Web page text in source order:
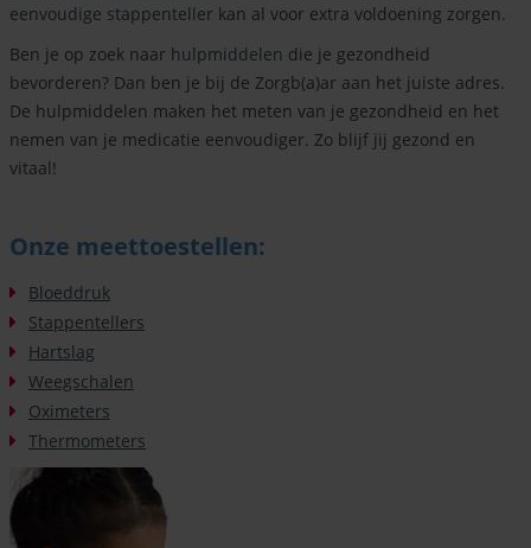
eenvoudige stappenteller kan al voor extra voldoening zorgen.
Ben je op zoek naar hulpmiddelen die je gezondheid
bevorderen? Dan ben je bij de Zorgb(a)ar aan het juiste adres.
De hulpmiddelen maken het meten van je gezondheid en het
nemen van je medicatie eenvoudiger. Zo blijf jij gezond en
vitaal!
Onze meettoestellen:
Bloeddruk
Stappentellers
Hartslag
Weegschalen
Oximeters
Thermometers